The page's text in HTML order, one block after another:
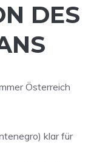
DES W
Österreich
klar für